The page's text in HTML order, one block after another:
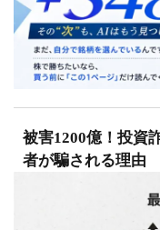
被害1200億！投資
者が騙される理由